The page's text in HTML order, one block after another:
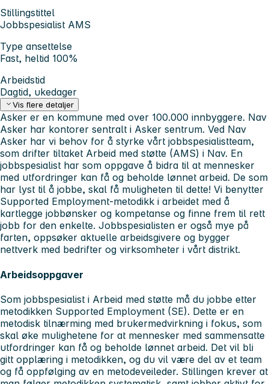
Stillingstittel
Jobbspesialist AMS
Type ansettelse
Fast, heltid 100%
Arbeidstid
Dagtid, ukedager
Vis flere detaljer
Asker er en kommune med over 100.000 innbyggere. Nav
Asker har kontorer sentralt i Asker sentrum. Ved Nav
Asker har vi behov for å styrke vårt jobbspesialistteam,
som drifter tiltaket Arbeid med støtte (AMS) i Nav. En
jobbspesialist har som oppgave å bidra til at mennesker
med utfordringer kan få og beholde lønnet arbeid. De som
har lyst til å jobbe, skal få muligheten til dette! Vi benytter
Supported Employment-metodikk i arbeidet med å
kartlegge jobbønsker og kompetanse og finne frem til rett
jobb for den enkelte. Jobbspesialisten er også mye på
farten, oppsøker aktuelle arbeidsgivere og bygger
nettverk med bedrifter og virksomheter i vårt distrikt.
Arbeidsoppgaver
Som jobbspesialist i Arbeid med støtte må du jobbe etter
metodikken Supported Employment (SE). Dette er en
metodisk tilnærming med brukermedvirkning i fokus, som
skal øke mulighetene for at mennesker med sammensatte
utfordringer kan få og beholde lønnet arbeid. Det vil bli
gitt opplæring i metodikken, og du vil være del av et team
og få oppfølging av en metodeveileder. Stillingen krever at